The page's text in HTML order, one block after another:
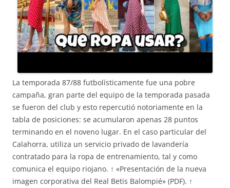
La temporada 87/88 futbolísticamente fue una pobre
campaña, gran parte del equipo de la temporada pasada
se fueron del club y esto repercutió notoriamente en la
tabla de posiciones: se acumularon apenas 28 puntos
terminando en el noveno lugar. En el caso particular del
Calahorra, utiliza un servicio privado de lavandería
contratado para la ropa de entrenamiento, tal y como
comunica el equipo riojano. ↑ «Presentación de la nueva
imagen corporativa del Real Betis Balompié» (PDF). ↑